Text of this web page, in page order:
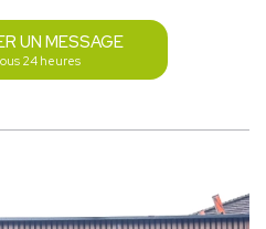
UN MESSAGE
24 heures